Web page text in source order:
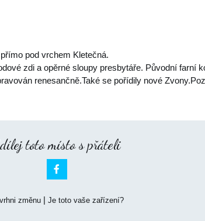
pod vrchem Kletečná.
zdi a opěrné sloupy presbytáře. Původní farní
renesančně.Také se pořídily nové
toto místo s přáteli

změnu| Je toto vaše zařízení?